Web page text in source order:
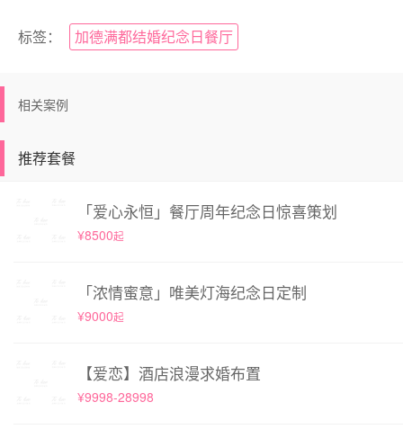
标签： 加德满都结婚纪念日餐厅
相关案例
推荐套餐
「爱心永恒」餐厅周年纪念日惊喜策划
¥8500起
「浓情蜜意」唯美灯海纪念日定制
¥9000起
【爱恋】酒店浪漫求婚布置
¥9998-28998